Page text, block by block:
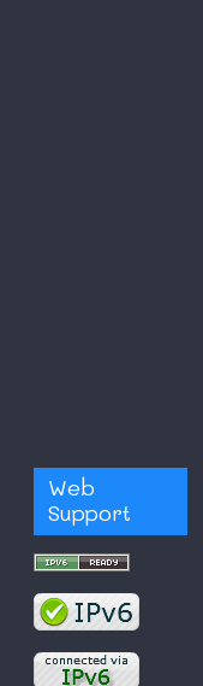
Web
Support